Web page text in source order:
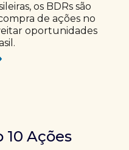
os BDRs são
de ações no
oportunidades
10 Ações